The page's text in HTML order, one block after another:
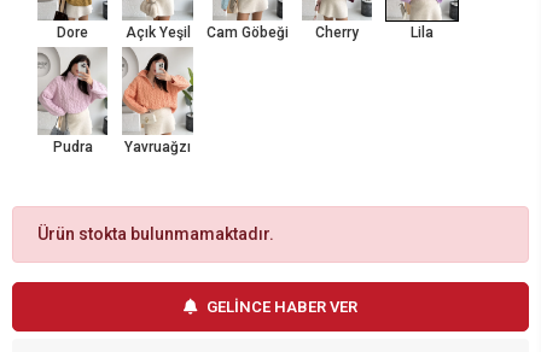
Dore Açık Yeşil Cam Göbeği Cherry Lila
Pudra Yavruağzı
Ürün stokta bulunmamaktadır.
GELİNCE HABER VER